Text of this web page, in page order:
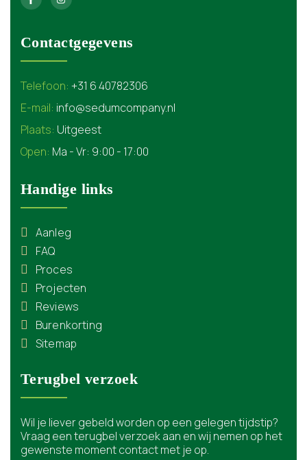
Contactgegevens
Telefoon: +31 6 40782306
E-mail: info@sedumcompany.nl
Plaats: Uitgeest
Open: Ma - Vr: 9:00 - 17:00
Handige links
Aanleg
FAQ
Proces
Projecten
Reviews
Burenkorting
Sitemap
Terugbel verzoek
Wil je liever gebeld worden op een gelegen tijdstip?
Vraag een terugbel verzoek aan en wij nemen op het
gewenste moment contact met je op.